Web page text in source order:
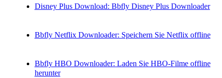
Disney Plus Download: Bbfly Disney Plus Downloader
Bbfly Netflix Downloader: Speichern Sie Netflix offline
Bbfly HBO Downloader: Laden Sie HBO-Filme offline
herunter